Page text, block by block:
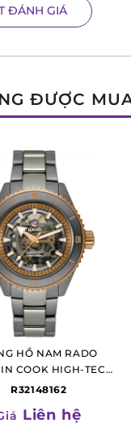
với lớp phủ chống
Mức chịu nước của cỗ
ĐÁNH GIÁ
ĐƯỢC
HỒ NAM RADO
COOK HIGH-TECH
SKELETON
R32148162
Liên hệ